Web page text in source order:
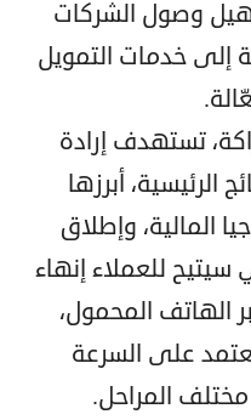
وصول الشركات
إلى خدمات التمويل
تستهدف إرادة
الرئيسية، أبرزها
المالية، وإطلاق
سيتيح للعملاء إنهاء
الهاتف المحمول،
على السرعة
مختلف المراحل.